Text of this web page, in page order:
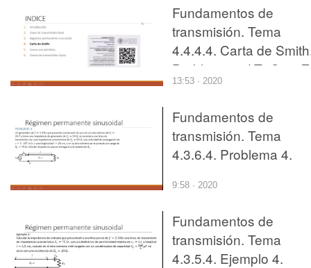
Fundamentos de
transmisión. Tema
4.4.4.4. Carta de
Problema 4. LT+Cs e
13:53 · 2020
Fundamentos de
transmisión. Tema
4.3.6.4. Problema 4.
9:58 · 2020
Fundamentos de
transmisión. Tema
4.3.5.4. Ejemplo 4.